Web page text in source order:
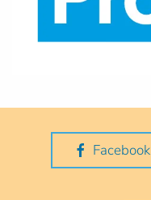
Facebook